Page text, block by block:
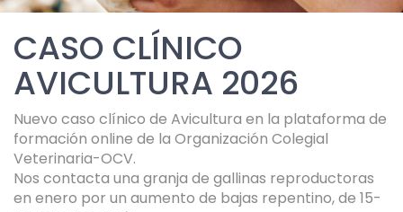
CASO CLÍNICO
AVICULTURA 2026
Nuevo caso clínico de Avicultura en la plataforma de
formación online de la Organización Colegial
Veterinaria-OCV.
Nos contacta una granja de gallinas reproductoras
en enero por un aumento de bajas repentino, de 15-